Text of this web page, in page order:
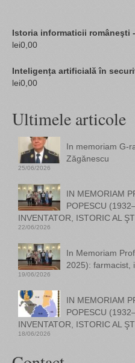
Istoria informaticii româneşti
lei0,00
Inteligența artificială în
lei0,00
Ultimele articole
In memoriam G-
Zăgănescu
25/06/2026
IN MEMORIAM
POPESCU
INVENTATOR, ISTORIC AL
22/06/2026
In Memoriam
2025): farmacist,
19/06/2026
IN MEMORIAM
POPESCU
INVENTATOR, ISTORIC AL
18/06/2026